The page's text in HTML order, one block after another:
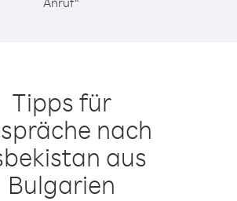
Tipps für
nach
aus
Bulgarien